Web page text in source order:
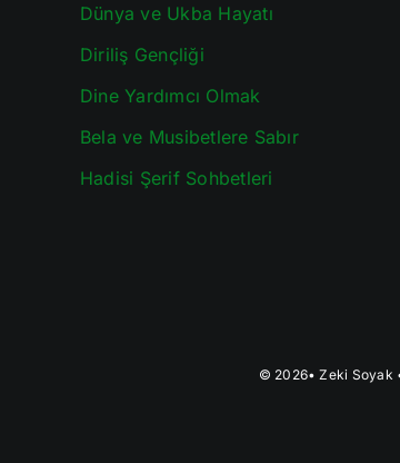
Dünya ve Ukba Hayatı
Diriliş Gençliği
Dine Yardımcı Olmak
Bela ve Musibetlere Sabır
Hadisi Şerif Sohbetleri
© 2026•Zeki Soyak